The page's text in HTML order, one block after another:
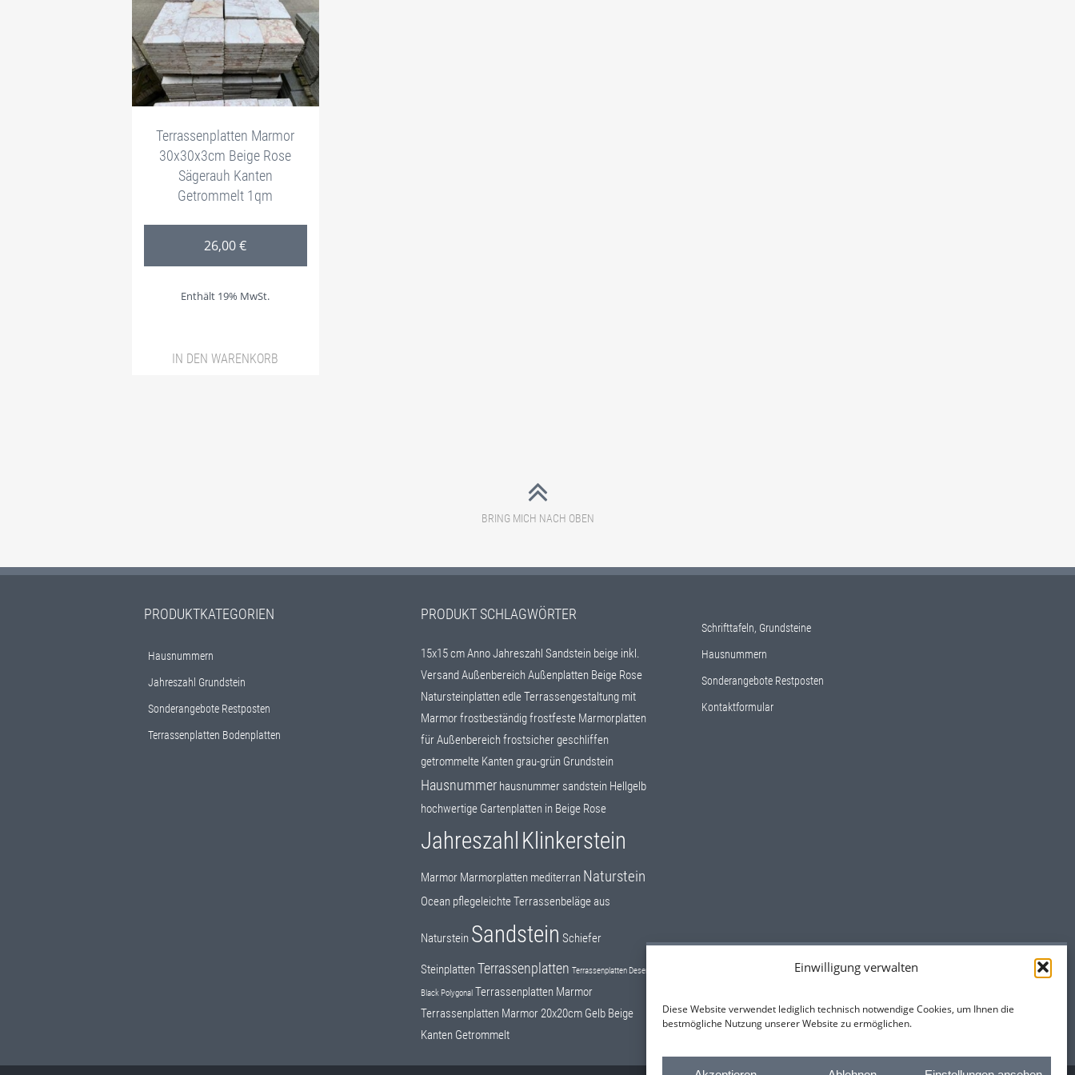
Einwilligung verwalten
Diese Website verwendet lediglich technisch notwendige Cookies, um Ihnen die
bestmögliche Nutzung unserer Website zu ermöglichen.
Terrassenplatten Marmor
30x30x3cm Beige Rose
Sägerauh Kanten
Getrommelt 1qm
26,00€
Enthält 19% MwSt.
IN DEN WARENKORB
BRING MICH NACH OBEN
PRODUKTKATEGORIEN
Hausnummern
Jahreszahl Grundstein
Sonderangebote Restposten
Terrassenplatten Bodenplatten
PRODUKT SCHLAGWÖRTER
15x15 cmAnno Jahreszahl Sandstein beige inkl.
VersandAußenbereichAußenplatten Beige Rose
Natursteinplattenedle Terrassengestaltung mit
Marmorfrostbeständigfrostfeste Marmorplatten
für Außenbereichfrostsichergeschliffen
getrommelte Kantengrau-grün Grundstein
Hausnummer hausnummer sandstein Hellgelb
hochwertige Gartenplatten in Beige Rose
Jahreszahl Klinkerstein
Marmor Marmorplatten mediterran Naturstein
Ocean pflegeleichte Terrassenbeläge aus
Naturstein Sandstein Schiefer
SteinplattenTerrassenplatten Terrassenplatten Desert
Black Polygonal Terrassenplatten Marmor
Terrassenplatten Marmor 20x20cm Gelb Beige
Kanten Getrommelt
Schrifttafeln, Grundsteine
Hausnummern
Sonderangebote Restposten
Kontaktformular